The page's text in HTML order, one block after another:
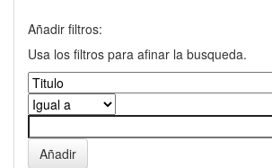
Añadir filtros:
Usa los filtros para afinar la busqueda.